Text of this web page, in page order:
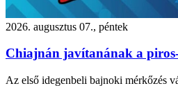
2026. augusztus 07., péntek
Chiajnán javítanának a
Az első idegenbeli bajnoki mérkőzés